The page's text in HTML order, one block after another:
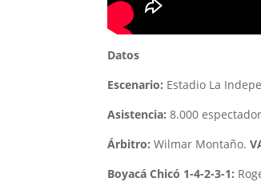
Datos
Escenario: Estadio La
Asistencia:8.000
Árbitro: Wilmar Montaño.
Boyacá Chicó 1-4-2-3-1: